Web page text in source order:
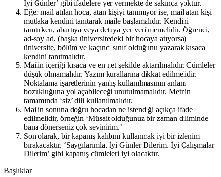
İyi Günler’ gibi ifadelere yer vermekte de sakınca yoktur.
Eğer mail atılan hoca, atan kişiyi tanımıyor ise, mail atan kişi
mutlaka kendini tanıtarak maile başlamalıdır. Kendini
tanıtırken, abartıya veya detaya yer verilmemelidir. Öğrenci,
ad-soy ad, (başka üniversitedeki bir hocaya atıyorsa)
üniversite, bölüm ve kaçıncı sınıf olduğunu yazarak kısaca
kendini tanıtmalıdır.
Mailin içeriği kısaca ve en net şekilde aktarılmalıdır. Cümleler
düşük olmamalıdır. Yazım kurallarına dikkat edilmelidir.
Noktalama işaretlerinin yanlış kullanılmasının anlam
bozukluğuna yol açabileceği unutulmamalıdır. Metnin
tamamında ‘siz’ dili kullanılmalıdır.
Mailin sonuna doğru hocadan ne istendiği açıkça ifade
edilmelidir, örneğin ‘Müsait olduğunuz bir zaman diliminde
bana dönerseniz çok sevinirim.’
Son olarak, bir kapanış kalıbını kullanmak iyi bir izlenim
bırakacaktır. ‘Saygılarımla, İyi Günler Dilerim, İyi Çalışmalar
Dilerim’ gibi kapanış cümleleri iyi olacaktır.
Başlıklar